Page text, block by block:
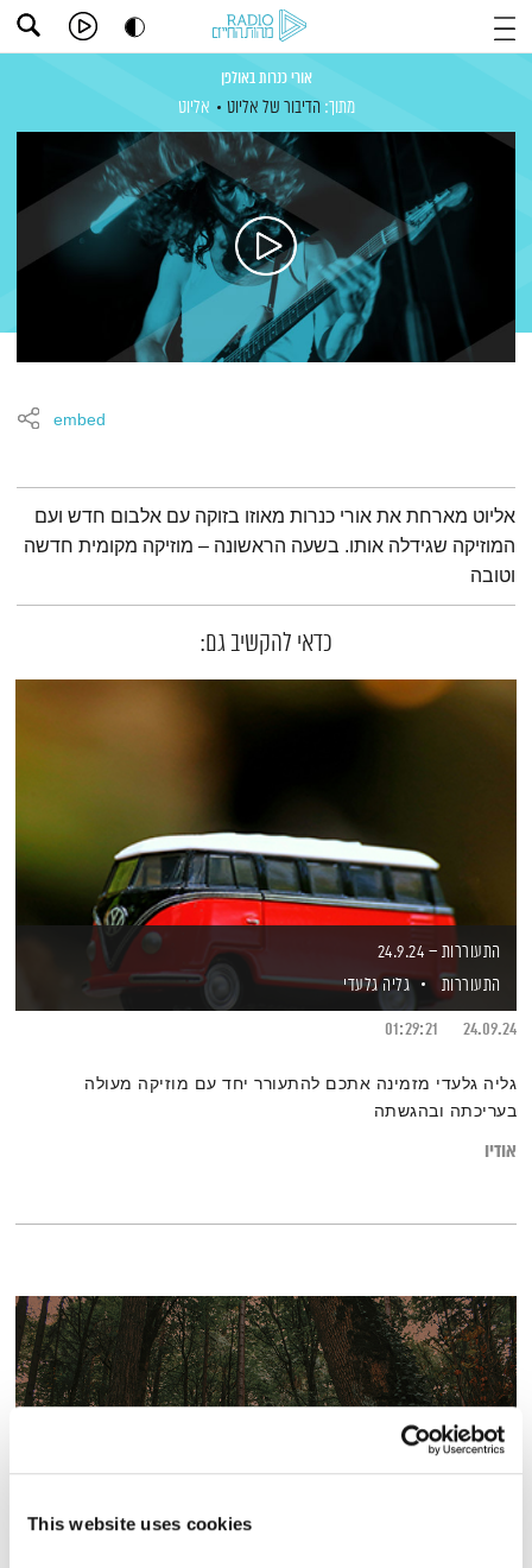
This website uses cookies
אורי כנרות באולפן
מתוך: הדיבור של אליוט אליוט
embed
תמצית הפודקאסט
אליוט מארחת את אורי כנרות מאוזו בזוקה עם אלבום חדש ועם
המוזיקה שגידלה אותו. בשעה הראשונה – מוזיקה מקומית חדשה
וטובה
כדאי להקשיב גם:
התעוררות – 24.9.24
התעוררות
גליה גלעדי
24.09.24
01:29:21
גליה גלעדי מזמינה אתכם להתעורר יחד עם מוזיקה מעולה
בעריכתה ובהגשתה
אודיו